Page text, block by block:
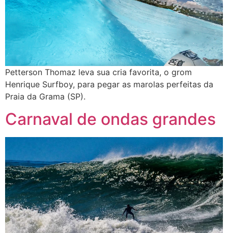
Petterson Thomaz leva sua cria favorita, o grom
Henrique Surfboy, para pegar as marolas perfeitas da
Praia da Grama (SP).
Carnaval de ondas grandes